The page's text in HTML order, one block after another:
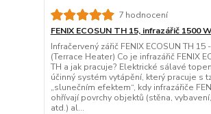
7 hodnocení
FENIX ECOSUN TH 15, infrazářič 1500
Infračervený zářič FENIX ECOSUN TH 15
(Terrace Heater) Co je infrazářič FENIX
TH a jak pracuje? Elektrické sálavé
účinný systém vytápění, který pracuje s
„slunečním efektem“, kdy infrazářiče
ohřívají povrchy objektů (stěna,
atd.) al...